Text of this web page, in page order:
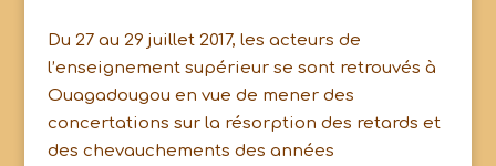
Du 27 au 29 juillet 2017, les acteurs de
l’enseignement supérieur se sont retrouvés à
Ouagadougou en vue de mener des
concertations sur la résorption des retards et
des chevauchements des années